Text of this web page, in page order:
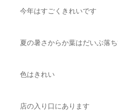
今年はすごくきれいです
夏の暑さからか葉はだいぶ落
色はきれい
店の入り口にあります